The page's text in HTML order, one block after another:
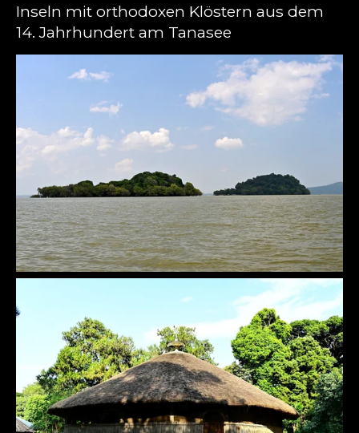
Inseln mit orthodoxen Klöstern aus dem
14. Jahrhundert am Tanasee